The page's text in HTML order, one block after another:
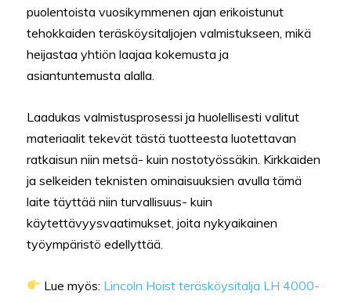
puolentoista vuosikymmenen ajan erikoistunut
tehokkaiden teräsköysitaljojen valmistukseen, mikä
heijastaa yhtiön laajaa kokemusta ja
asiantuntemusta alalla.
Laadukas valmistusprosessi ja huolellisesti valitut
materiaalit tekevät tästä tuotteesta luotettavan
ratkaisun niin metsä- kuin nostotyössäkin. Kirkkaiden
ja selkeiden teknisten ominaisuuksien avulla tämä
laite täyttää niin turvallisuus- kuin
käytettävyysvaatimukset, joita nykyaikainen
työympäristö edellyttää.
Lue myös: Lincoln Hoist teräsköysitalja LH 4000-